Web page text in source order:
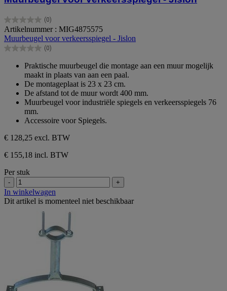
(0)
0.0
van
de
5
Artikelnummer : MIG4875575
Muurbeugel voor verkeersspiegel - Jislon
(0)
0.0
sterren.
Praktische muurbeugel die montage aan een muur mogelijk
maakt in plaats van aan een paal.
De montageplaat is 23 x 23 cm.
De afstand tot de muur wordt 400 mm.
Muurbeugel voor industriële spiegels en verkeersspiegels 76
mm.
Accessoire voor Spiegels.
€ 128,25 excl. BTW
€ 155,18 incl. BTW
Per stuk
- +
In winkelwagen
Dit artikel is momenteel niet beschikbaar